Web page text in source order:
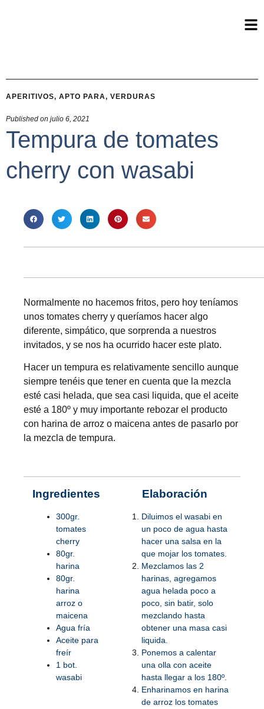
APERITIVOS, APTO PARA, VERDURAS
Published on julio 6, 2021
Tempura de tomates
cherry con wasabi
Normalmente no hacemos fritos, pero hoy teníamos
unos tomates cherry y queríamos hacer algo
diferente, simpático, que sorprenda a nuestros
invitados, y se nos ha ocurrido hacer este plato.
Hacer un tempura es relativamente sencillo aunque
siempre tenéis que tener en cuenta que la mezcla
esté casi helada, que sea casi liquida, que el aceite
esté a 180º y muy importante rebozar el producto
con harina de arroz o maicena antes de pasarlo por
la mezcla de tempura.
Ingredientes
300gr.
tomates
cherry
80gr.
harina
80gr.
harina
arroz o
maicena
Agua fría
Aceite para
freír
1 bot.
wasabi
Elaboración
Diluimos el wasabi en
un poco de agua hasta
hacer una salsa en la
que mojar los tomates.
Mezclamos las 2
harinas, agregamos
agua helada poco a
poco, sin batir, solo
mezclando hasta
obtener una masa casi
liquida.
Ponemos a calentar
una olla con aceite
hasta llegar a los 180º.
Enharinamos en harina
de arroz los tomates